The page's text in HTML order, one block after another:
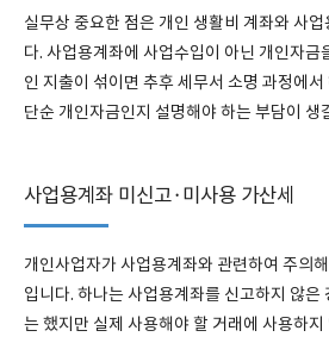
실무상 중요한 점은 개인 생활비 계좌와 사
다. 사업용계좌에 사업수입이 아닌 개인자금
인 지출이 섞이면 추후 세무서 소명 과정에
단순 개인자금인지 설명해야 하는 부담이 생
사업용계좌 미신고·미사용 가산세
개인사업자가 사업용계좌와 관련하여 주의
입니다. 하나는 사업용계좌를 신고하지 않은
는 했지만 실제 사용해야 할 거래에 사용하지